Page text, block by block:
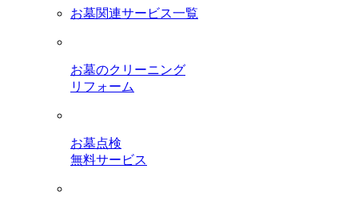
お墓関連サービス一覧
お墓のクリーニング
リフォーム
お墓点検
無料サービス